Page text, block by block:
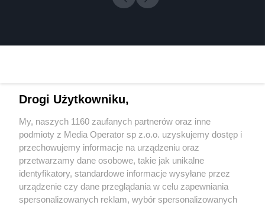
3 / 0
Wydawca mediów lokalnych
Drogi Użytkowniku,
My, naszych 1160 zaufanych partnerów oraz inne
podmioty z Media Operator sp z.o.o. uzyskujemy dostęp i
przechowujemy informacje na urządzeniu oraz
przetwarzamy dane osobowe, takie jak unikalne
identyfikatory, standardowe informacje wysyłane przez
urządzenie czy dane przeglądania w celu zapewniania
spersonalizowanych reklam, wybór spersonalizowanych